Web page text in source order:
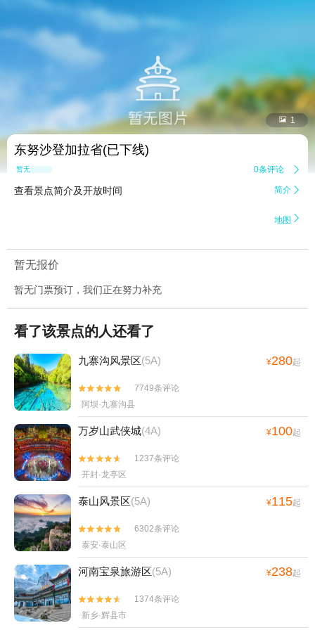
 1
东努沙登加拉省(已下线)
暂无点评 0条评论 
查看景点简介及开放时间 简介 
地图 
暂无报价
暂无门票预订，我们正在努力补充
看了该景点的人还看了
九寨沟风景区(5A) ¥280起


7749条评论
阿坝·九寨沟县
万岁山武侠城(4A) ¥100起


1237条评论
开封·龙亭区
泰山风景区(5A) ¥115起


6302条评论
泰安·泰山区
河南宝泉旅游区(5A) ¥238起


1374条评论
新乡·辉县市